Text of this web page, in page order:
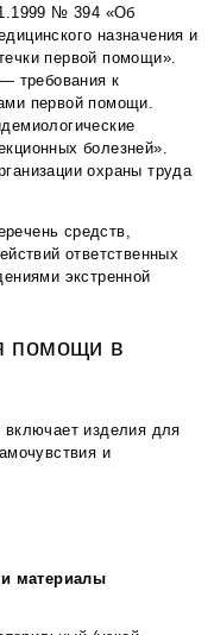
№ 394 «Об
назначения и
первой помощи».
требования к
первой помощи.
болезней».
охраны труда
средств,
ответственных
экстренной
помощи в
включает изделия для
и
материалы